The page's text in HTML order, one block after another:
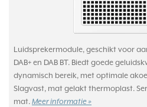
Luidsprekermodule, geschikt voor
DAB+ en DAB BT. Biedt goede
dynamisch bereik, met optimale
Slagvast, mat gelakt thermoplast.
mat. Meer informatie »